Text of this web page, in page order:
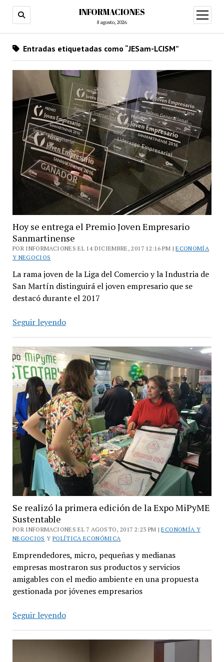
INFORMACIONES
8 agosto, 2026
abrir
menú
Entradas etiquetadas como “JESam-LCISM”
Hoy se entrega el Premio Joven Empresario
Sanmartinense
POR INFORMACIONES EL 14 DICIEMBRE, 2017 12:16 PM |ECONOMÍA
Y NEGOCIOS
La rama joven de la Liga del Comercio y la Industria de
San Martín distinguirá el joven empresario que se
destacó durante el 2017
Seguir leyendoHoy
entrega
el
Premio
Joven
Empresario
Sanmartinense
Se realizó la primera edición de la Expo MiPyME
Sustentable
POR INFORMACIONES EL 7 AGOSTO, 2017 2:23 PM |ECONOMÍA Y
NEGOCIOS Y POLÍTICA ECONÓMICA
Emprendedores, micro, pequeñas y medianas
empresas mostraron sus productos y servicios
amigables con el medio ambiente en una propuesta
gestionada por jóvenes empresarios
Seguir leyendoSe
la